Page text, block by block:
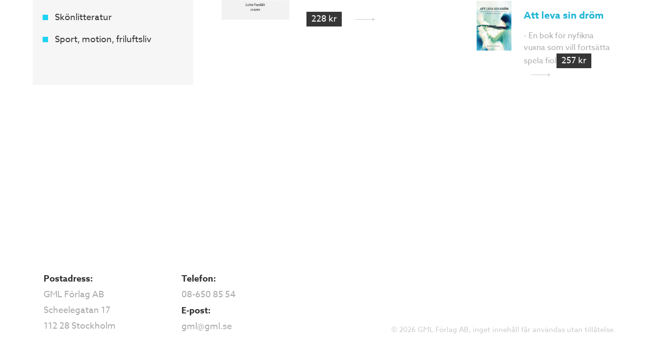
Skönlitteratur
Sport, motion, friluftsliv
228 kr Att leva sin dröm
- En bok för nyfikna
vuxna som vill fortsätta
spela fiol 257 kr
Postadress:
GML Förlag AB
Scheelegatan 17
112 28 Stockholm
Telefon:
08-650 85 54
E-post:
gml@gml.se © 2026 GML Förlag AB, inget innehåll får användas utan tillåtelse.